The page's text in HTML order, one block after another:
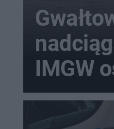
IMGW